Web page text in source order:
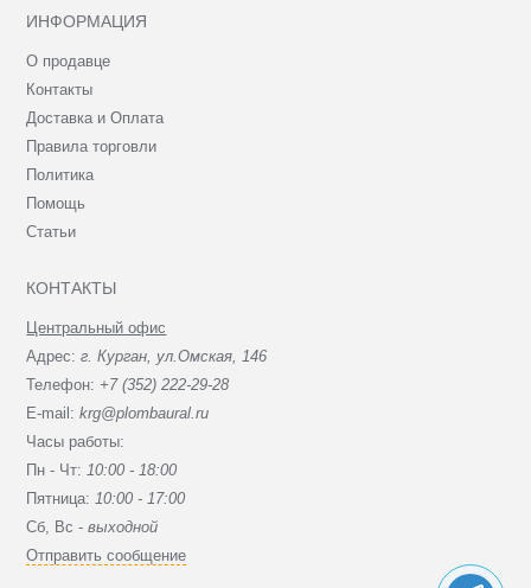
ИНФОРМАЦИЯ
О продавце
Контакты
Доставка и Оплата
Правила торговли
Политика
Помощь
Статьи
КОНТАКТЫ
Центральный офис
Адрес:г. Курган, ул.Омская, 146
Телефон: +7 (352) 222-29-28
E-mail:krg@plombaural.ru
Часы работы:
Пн - Чт: 10:00 - 18:00
Пятница: 10:00 - 17:00
Сб, Вc -выходной
Отправить сообщение